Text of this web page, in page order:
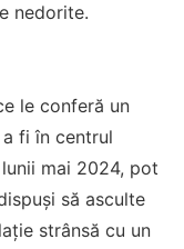
nedorite.
le conferă un
fi în centrul
mai 2024, pot
să asculte
strânsă cu un